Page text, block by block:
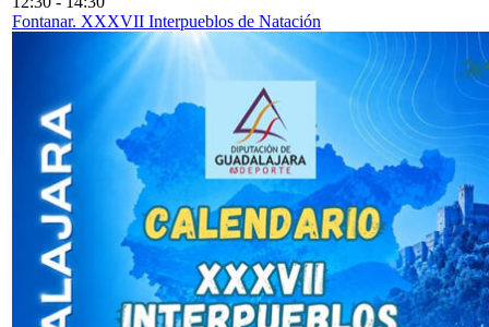
Fontanar. XXXVII Interpueblos de Natación